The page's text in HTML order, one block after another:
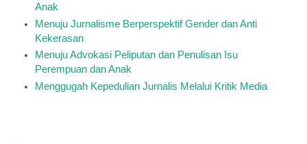
Anak
Menuju Jurnalisme Berperspektif Gender dan Anti
Kekerasan
Menuju Advokasi Peliputan dan Penulisan Isu
Perempuan dan Anak
Menggugah Kepedulian Jurnalis Melalui Kritik Media